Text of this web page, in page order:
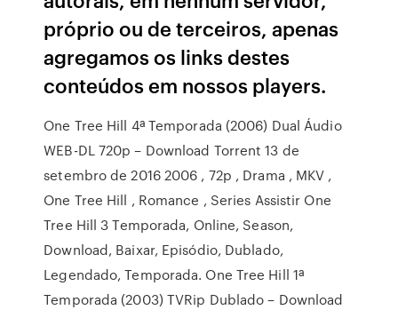
próprio ou de terceiros, apenas
agregamos os links destes
conteúdos em nossos players.
One Tree Hill 4ª Temporada (2006) Dual Áudio
WEB-DL 720p – Download Torrent 13 de
setembro de 2016 2006 , 72p , Drama , MKV ,
One Tree Hill , Romance , Series Assistir One
Tree Hill 3 Temporada, Online, Season,
Download, Baixar, Episódio, Dublado,
Legendado, Temporada. One Tree Hill 1ª
Temporada (2003) TVRip Dublado – Download